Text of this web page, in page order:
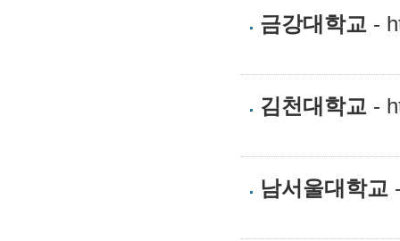
금강대학교 -
김천대학교 -
남서울대학교